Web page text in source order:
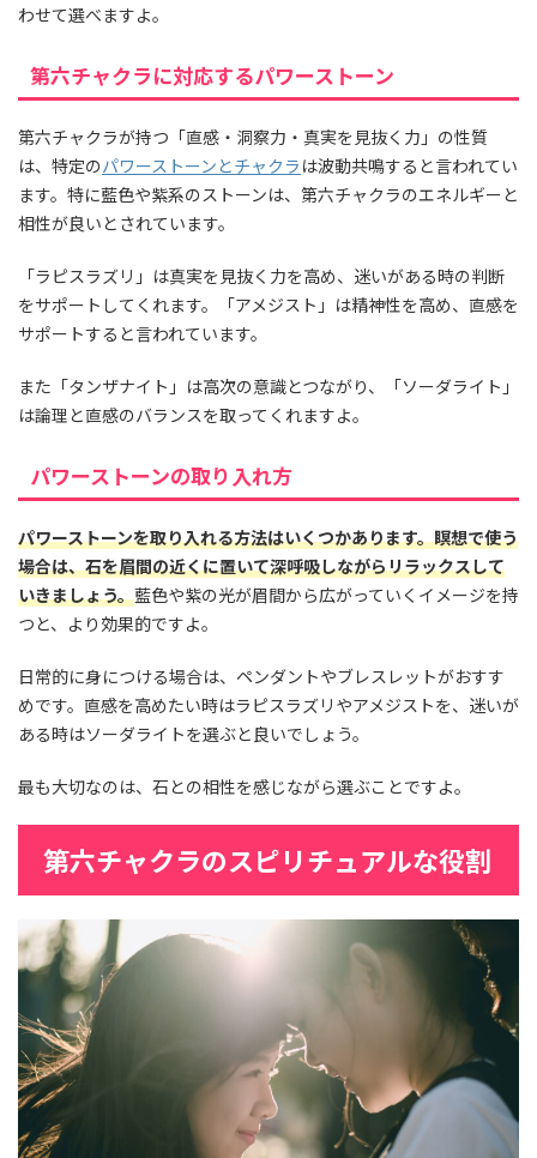
わせて選べますよ。
第六チャクラに対応するパワーストーン
第六チャクラが持つ「直感・洞察力・真実を見抜く力」の性質
は、特定のパワーストーンとチャクラ は波動共鳴すると言われてい
ます。特に藍色や紫系のストーンは、第六チャクラのエネルギーと
相性が良いとされています。
「ラピスラズリ」は真実を見抜く力を高め、迷いがある時の判断
をサポートしてくれます。「アメジスト」は精神性を高め、直感を
サポートすると言われています。
また「タンザナイト」は高次の意識とつながり、「ソーダライト」
は論理と直感のバランスを取ってくれますよ。
パワーストーンの取り入れ方
パワーストーンを取り入れる方法はいくつかあります。瞑想で使う
場合は、石を眉間の近くに置いて深呼吸しながらリラックスして
いきましょう。藍色や紫の光が眉間から広がっていくイメージを持
つと、より効果的ですよ。
日常的に身につける場合は、ペンダントやブレスレットがおすす
めです。直感を高めたい時はラピスラズリやアメジストを、迷いが
ある時はソーダライトを選ぶと良いでしょう。
最も大切なのは、石との相性を感じながら選ぶことですよ。
第六チャクラのスピリチュアルな役割